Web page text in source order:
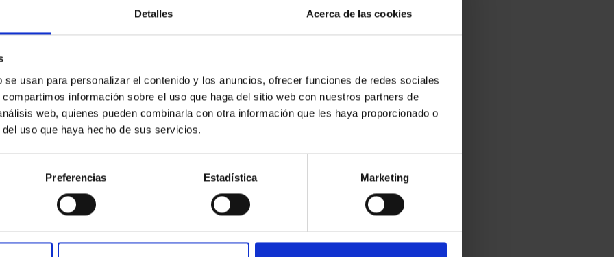
Detalles Acerca de las cookies
usan para personalizar el contenido y los anuncios, ofrecer funciones de redes sociales
información sobre el uso que haga del sitio web con nuestros partners de
web, quienes pueden combinarla con otra información que les haya proporcionado o
uso que haya hecho de sus servicios.
Preferencias Estadística Marketing